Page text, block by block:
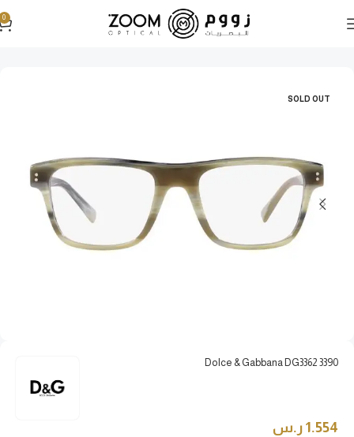
0
SOLD OUT
Dolce & Gabbana DG3362 3390
1.554 ر.س